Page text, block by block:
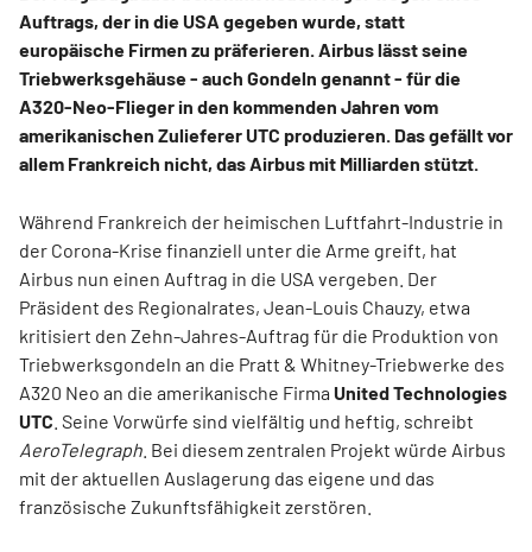
Auftrags, der in die USA gegeben wurde, statt
europäische Firmen zu präferieren. Airbus lässt seine
Triebwerksgehäuse - auch Gondeln genannt - für die
A320-Neo-Flieger in den kommenden Jahren vom
amerikanischen Zulieferer UTC produzieren. Das gefällt vor
allem Frankreich nicht, das Airbus mit Milliarden stützt.
Während Frankreich der heimischen Luftfahrt-Industrie in
der Corona-Krise finanziell unter die Arme greift, hat
Airbus nun einen Auftrag in die USA vergeben. Der
Präsident des Regionalrates, Jean-Louis Chauzy, etwa
kritisiert den Zehn-Jahres-Auftrag für die Produktion von
Triebwerksgondeln an die Pratt & Whitney-Triebwerke des
A320 Neo an die amerikanische Firma United Technologies
UTC . Seine Vorwürfe sind vielfältig und heftig, schreibt
AeroTelegraph . Bei diesem zentralen Projekt würde Airbus
mit der aktuellen Auslagerung das eigene und das
französische Zukunftsfähigkeit zerstören.